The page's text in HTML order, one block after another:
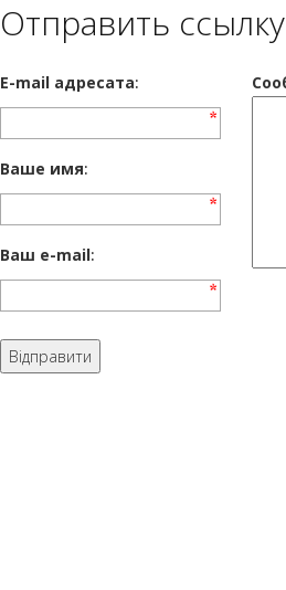
Отправить
E-mail адресата:
Ваше имя:
Ваш e-mail: